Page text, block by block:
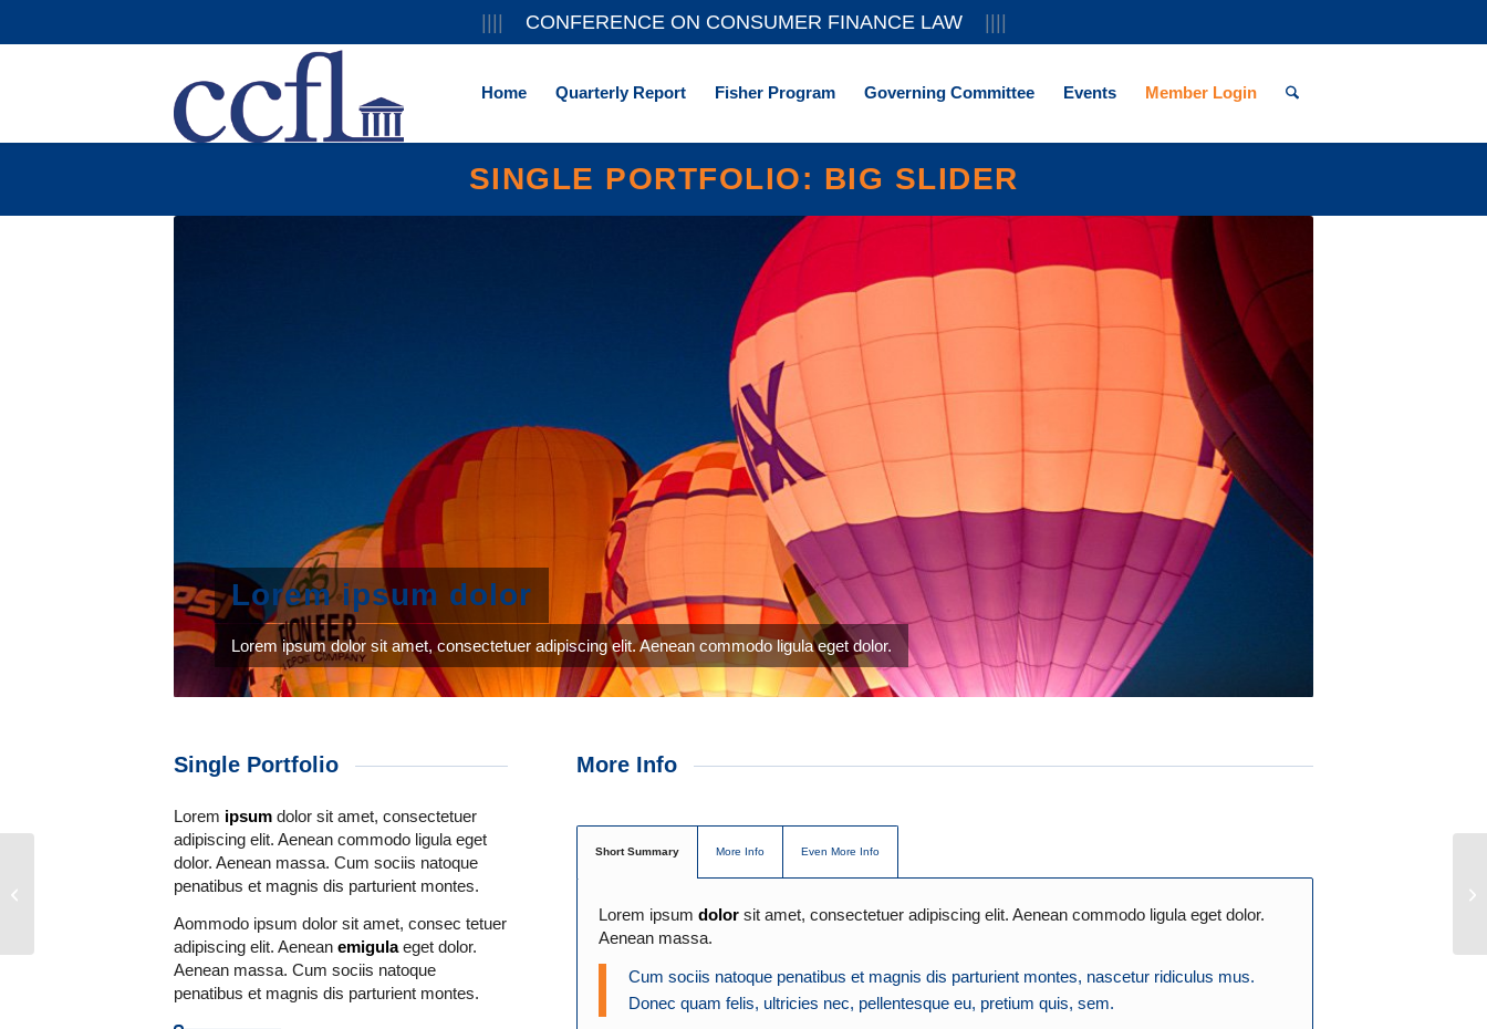
CONFERENCE ON CONSUMER FINANCE LAW
Home Quarterly Report Fisher Program Governing Committee Events Member Login
SINGLE PORTFOLIO: BIG SLIDER
Lorem ipsum dolor
Lorem ipsum dolor sit amet, consectetuer adipiscing elit. Aenean commodo ligula eget dolor.
Single Portfolio
Lorem ipsum dolor sit amet, consectetuer
adipiscing elit. Aenean commodo ligula eget
dolor. Aenean massa. Cum sociis natoque
penatibus et magnis dis parturient montes.
Aommodo ipsum dolor sit amet, consec tetuer
adipiscing elit. Aenean emigulaeget dolor.
Aenean massa. Cum sociis natoque
penatibus et magnis dis parturient montes.
More Info
Short Summary More Info Even More Info
Lorem ipsum dolorsit amet, consectetuer adipiscing elit. Aenean commodo ligula eget dolor.
Aenean massa.
Cum sociis natoque penatibus et magnis dis parturient montes, nascetur ridiculus mus.
Donec quam felis, ultricies nec, pellentesque eu, pretium quis, sem.